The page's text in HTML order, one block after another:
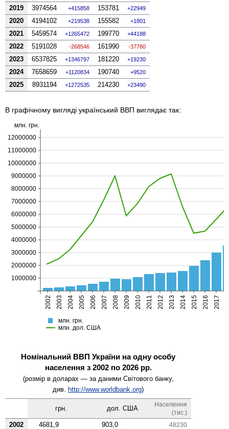
2019 3974564 415858 153781 22949
2020 4194102 219538 155582 1801
2021 5459574 1265472 199770 44188
2022 5191028 -268546 161990 -37780
2023 6537825 1346797 181220 19230
2024 7658659 1120834 190740 9520
2025 8931194 1272535 214230 23490
В графічному вигляді український ВВП виглядає так:
2002 2003 2004 2005 2006 2007 2008 2009 2010 2011 2012 2013 2014 2015 2016 2017
1000000
2000000
3000000
4000000
5000000
6000000
7000000
8000000
9000000
10000000
11000000
12000000
млн. грн.
млн. грн.
млн. дол. США
Номі­нальний ВВП України на одну особу
населення з 2002 по 2026 рр.
(розмір в доларах — за даними Світового банку,
див. http://www.worldbank.org)
грн. дол. США
Населення
(тис.)
2002 4681,9 903,0 48230